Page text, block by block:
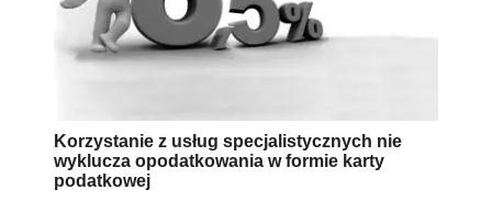
Korzystanie z usług specjalistycznych nie
wyklucza opodatkowania w formie karty
podatkowej